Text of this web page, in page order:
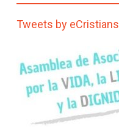
Tweets by eCristians